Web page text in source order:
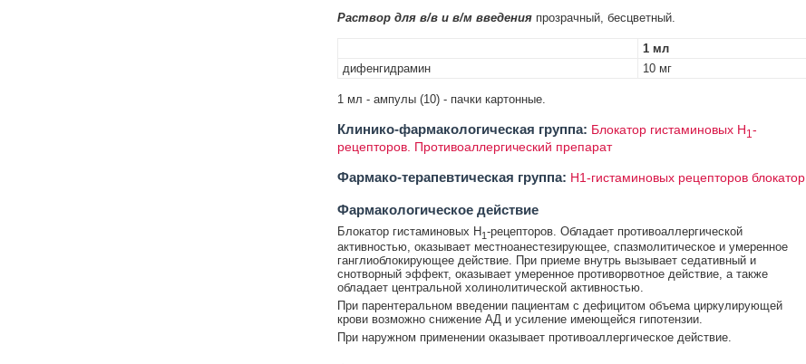
Раствор для в/в и в/м введенияпрозрачный, бесцветный.
1 мл
дифенгидрамин
10 мг
1 мл - ампулы (10) - пачки картонные.
Клинико-фармакологическая группа: Блокатор гистаминовых Н1 -
рецепторов. Противоаллергический препарат
Фармако-терапевтическая группа: H1-гистаминовых рецепторов блокатор
Фармакологическое действие
Блокатор гистаминовых Н1-рецепторов. Обладает противоаллергической
активностью, оказывает местноанестезирующее, спазмолитическое и умеренное
ганглиоблокирующее действие. При приеме внутрь вызывает седативный и
снотворный эффект, оказывает умеренное противорвотное действие, а также
обладает центральной холинолитической активностью.
При парентеральном введении пациентам с дефицитом объема циркулирующей
крови возможно снижение АД и усиление имеющейся гипотензии.
При наружном применении оказывает противоаллергическое действие.